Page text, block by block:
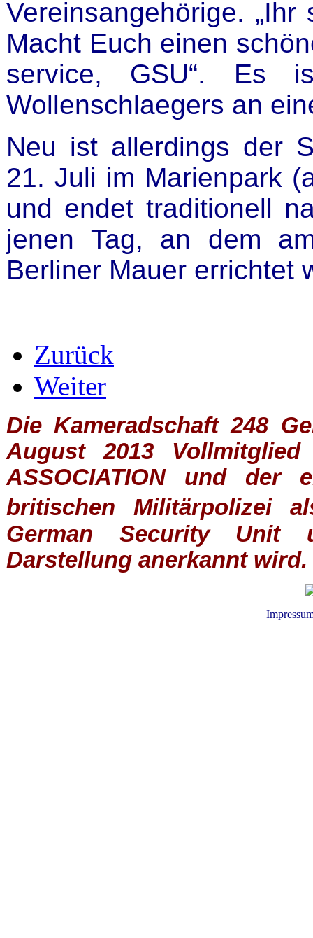
Vereinsangehörige.
Macht Euch einen
service, GSU“. Es
Wollenschlaegers an
Neu ist allerdings der
21. Juli im Marienpark
und endet traditionell
jenen Tag, an dem
Berliner Mauer errichtet
Zurück
Weiter
Die Kameradschaft 248
August 2013
ASSOCIATIONund der
britischen
Militärpolizei
German Security Unit
Darstellung anerkannt wird.